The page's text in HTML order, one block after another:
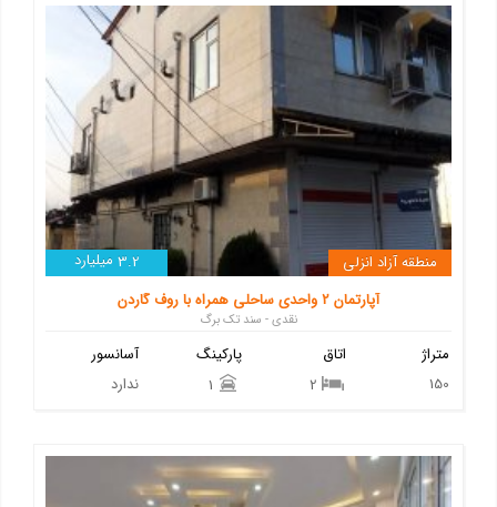
3.2 میلیارد
منطقه آزاد انزلی
آپارتمان 2 واحدی ساحلی همراه با روف گاردن
نقدی - سند تک برگ
آسانسور
ندارد
پارکینگ
اتاق
متراژ
150